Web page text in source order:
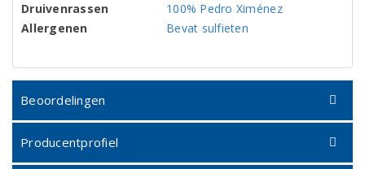
Druivenrassen
100% Pedro Ximénez
Allergenen
Bevat sulfieten
Beoordelingen
Producentprofiel